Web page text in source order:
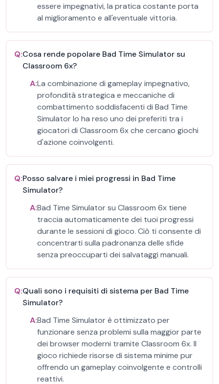
essere impegnativi, la pratica costante porta
al miglioramento e all'eventuale vittoria.
Q:Cosa rende popolare Bad Time Simulator su
Classroom 6x?
A:La combinazione di gameplay impegnativo,
profondità strategica e meccaniche di
combattimento soddisfacenti di Bad Time
Simulator lo ha reso uno dei preferiti tra i
giocatori di Classroom 6x che cercano giochi
d'azione coinvolgenti.
Q:Posso salvare i miei progressi in Bad Time
Simulator?
A:Bad Time Simulator su Classroom 6x tiene
traccia automaticamente dei tuoi progressi
durante le sessioni di gioco. Ciò ti consente di
concentrarti sulla padronanza delle sfide
senza preoccuparti dei salvataggi manuali.
Q:Quali sono i requisiti di sistema per Bad Time
Simulator?
A:Bad Time Simulator è ottimizzato per
funzionare senza problemi sulla maggior parte
dei browser moderni tramite Classroom 6x. Il
gioco richiede risorse di sistema minime pur
offrendo un gameplay coinvolgente e controlli
reattivi.